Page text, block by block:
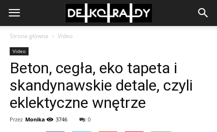
Strona główna Video
Video
Beton, cegła, eko tapeta i
skandynawskie detale, czyli
eklektyczne wnętrze
Przez Monika 3746 0